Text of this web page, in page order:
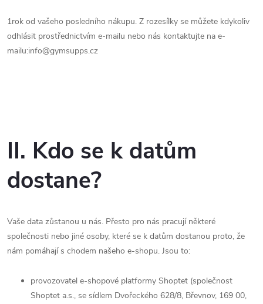
1rok od vašeho posledního nákupu. Z rozesílky se můžete kdykoliv
odhlásit prostřednictvím e-mailu nebo nás kontaktujte na e-
mailu:info@gymsupps.cz
II. Kdo se k datům
dostane?
Vaše data zůstanou u nás. Přesto pro nás pracují některé
společnosti nebo jiné osoby, které se k datům dostanou proto, že
nám pomáhají s chodem našeho e-shopu. Jsou to:
provozovatel e-shopové platformy Shoptet (společnost
Shoptet a.s., se sídlem Dvořeckého 628/8, Břevnov, 169 00,